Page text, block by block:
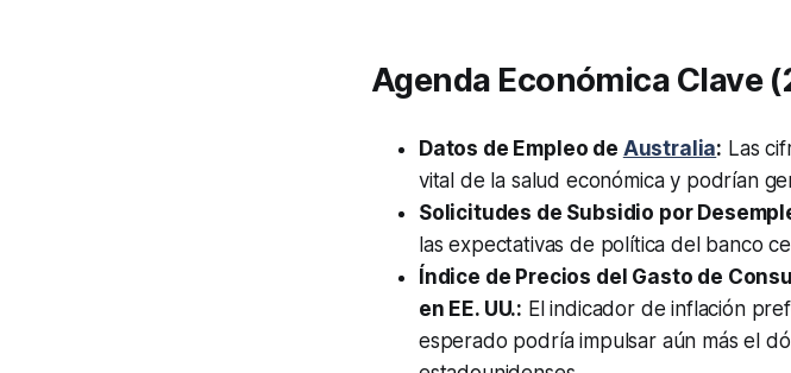
Agenda Económica Clave
Datos de Empleo de Australia: Las
vital de la salud económica y podrían
Solicitudes de Subsidio por
las expectativas de política del banco
Índice de Precios del Gasto de
en EE. UU.: El indicador de inflación
esperado podría impulsar aún más el